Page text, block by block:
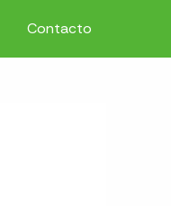
Contacto